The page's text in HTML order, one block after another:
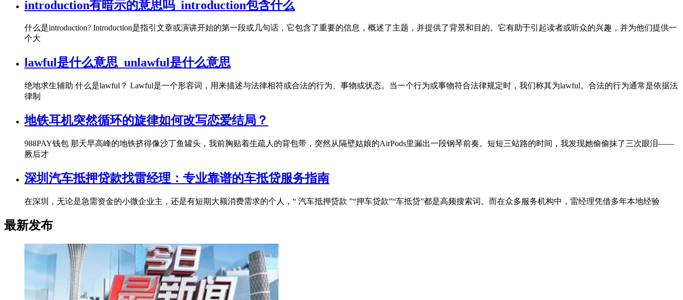
introduction有暗示的意思吗_introduction包含什么
什么是introduction? Introduction是指引文章或演讲开始的第一段或几句话，它包含了重要的信息，概述了主题，并提供了背景和目的。它有助于引起读者或听众的兴趣，并为他们提供一
个大
lawful是什么意思_unlawful是什么意思
绝地求生辅助 什么是lawful？ Lawful是一个形容词，用来描述与法律相符或合法的行为、事物或状态。当一个行为或事物符合法律规定时，我们称其为lawful。合法的行为通常是依据法
律制
地铁耳机突然循环的旋律如何改写恋爱结局？
988PAY钱包 那天早高峰的地铁挤得像沙丁鱼罐头，我前胸贴着生疏人的背包带，突然从隔壁姑娘的AirPods里漏出一段钢琴前奏。短短三站路的时间，我发现她偷偷抹了三次眼泪——
厥后才
深圳汽车抵押贷款找雷经理：专业靠谱的车抵贷服务指南
在深圳，无论是急需资金的小微企业主，还是有短期大额消费需求的个人，“ 汽车抵押贷款 ”“押车贷款”“车抵贷”都是高频搜索词。而在众多服务机构中，雷经理凭借多年本地经验
最新发布